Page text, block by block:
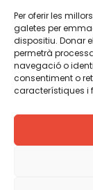
Per oferir les
galetes per
dispositiu. Donar
permetrà
navegació o
consentiment o
característiques i
TWT YTB
Avís legal
Creiem que el
fem servir una
algun material
redistribuir,